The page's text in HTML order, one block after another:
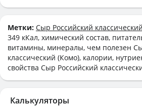
Метки: Сыр Российский
349 кКал, химический состав,
витамины, минералы, чем полезен
классический (Комо), калории,
свойства Сыр Российский
Калькуляторы